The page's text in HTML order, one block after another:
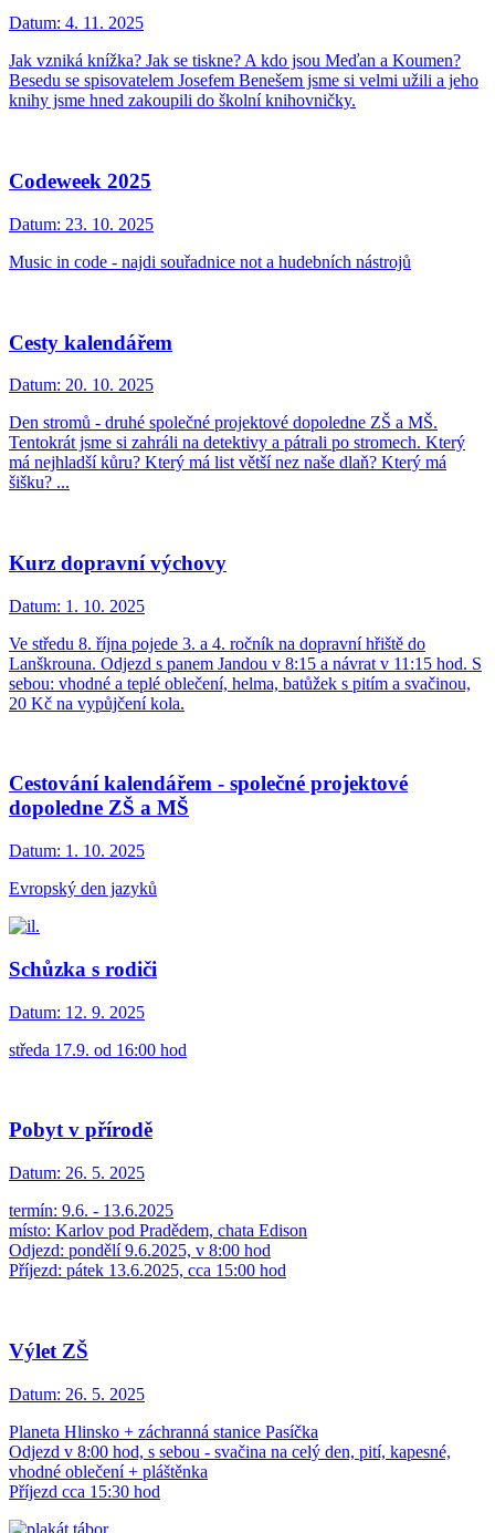
Datum: 4. 11. 2025
Jak vzniká knížka? Jak se tiskne? A kdo jsou Meďan a Koumen?
Besedu se spisovatelem Josefem Benešem jsme si velmi užili a jeho
knihy jsme hned zakoupili do školní knihovničky.
Codeweek 2025
Datum: 23. 10. 2025
Music in code - najdi souřadnice not a hudebních nástrojů
Cesty kalendářem
Datum: 20. 10. 2025
Den stromů - druhé společné projektové dopoledne ZŠ a MŠ.
Tentokrát jsme si zahráli na detektivy a pátrali po stromech. Který
má nejhladší kůru? Který má list větší nez naše dlaň? Který má
šišku? ...
Kurz dopravní výchovy
Datum: 1. 10. 2025
Ve středu 8. října pojede 3. a 4. ročník na dopravní hřiště do
Lanškrouna. Odjezd s panem Jandou v 8:15 a návrat v 11:15 hod. S
sebou: vhodné a teplé oblečení, helma, batůžek s pitím a svačinou,
20 Kč na vypůjčení kola.
Cestování kalendářem - společné projektové
dopoledne ZŠ a MŠ
Datum: 1. 10. 2025
Evropský den jazyků
Schůzka s rodiči
Datum: 12. 9. 2025
středa 17.9. od 16:00 hod
Pobyt v přírodě
Datum: 26. 5. 2025
termín: 9.6. - 13.6.2025
místo: Karlov pod Pradědem, chata Edison
Odjezd: pondělí 9.6.2025, v 8:00 hod
Příjezd: pátek 13.6.2025, cca 15:00 hod
Výlet ZŠ
Datum: 26. 5. 2025
Planeta Hlinsko + záchranná stanice Pasíčka
Odjezd v 8:00 hod, s sebou - svačina na celý den, pití, kapesné,
vhodné oblečení + pláštěnka
Příjezd cca 15:30 hod